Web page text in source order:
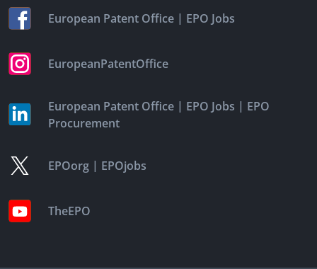
European Patent Office | EPO Jobs
EuropeanPatentOffice
European Patent Office | EPO Jobs | EPO
Procurement
EPOorg | EPOjobs
TheEPO